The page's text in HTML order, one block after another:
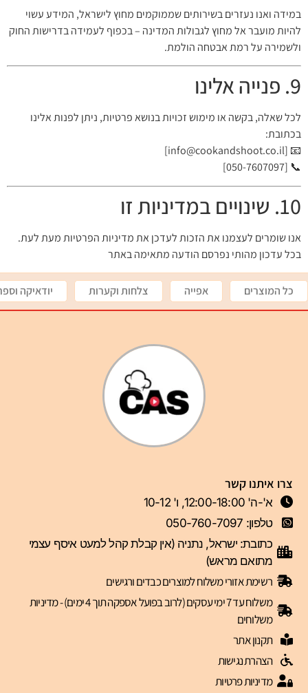
במידה ואנו נעזרים בשירותים שממוקמים מחוץ לישראל, המידע עשוי
להיות מועבר אל מחוץ לגבולות המדינה – בכפוף לעמידה בדרישות החוק
ולשמירה על רמת אבטחה הולמת.
9. פנייה אלינו
לכל שאלה, בקשה או מימוש זכויות בנושא פרטיות, ניתן לפנות אלינו
בכתובת:
📧 [
info@cookandshoot.co.il
]
📞 [050-7607097]
10. שינויים במדיניות זו
אנו שומרים לעצמנו את הזכות לעדכן את מדיניות הפרטיות מעת לעת.
בכל עדכון מהותי נפרסם הודעה מתאימה באתר
כל המוצרים אפייה צלחות וקערות יודאיקה
צרו איתנו קשר
א'-ה' 12:00-18:00, ו' 10-12
טלפון: 050-760-7097
כתובת: ישראל, נתניה (אין קבלת קהל למעט איסף עצמי
מתואם מראש)
רשימת אזורי משלוח למוצרים כבדים ורגישים
משלוח עד 7 ימי עסקים (לרוב בפועל אספקה תוך 4 ימים) - מדיניות
משלוחים
תקנון אתר
הצהרת נגישות
מדיניות פרטיות